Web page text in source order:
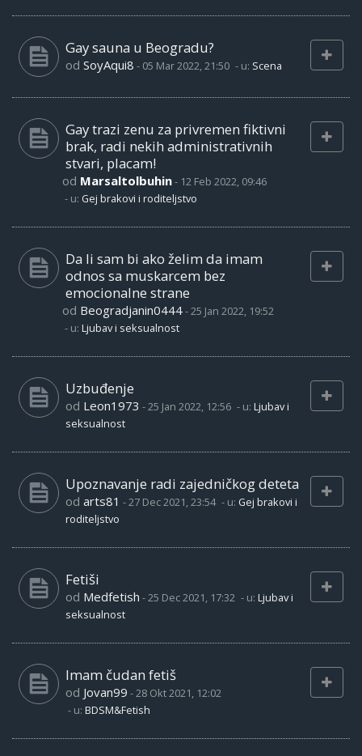
Gay sauna u Beogradu?
od SoyAqui8 - 05 Mar 2022, 21:50 - u: Scena
Gay trazi zenu za privremen fiktivni
brak, radi nekih administrativnih
stvari, placam!
od Marsaltolbuhin- 12 Feb 2022, 09:46
- u: Gej brakovi i roditeljstvo
Da li sam bi ako želim da imam
odnos sa muskarcem bez
emocionalne strane
od Beogradjanin0444-25 Jan 2022, 19:52
- u: Ljubav i seksualnost
Uzbuđenje
od Leon1973 -25 Jan 2022, 12:56 - u: Ljubav i
seksualnost
Upoznavanje radi zajedničkog deteta
od arts81 -27 Dec 2021, 23:54 - u: Gej brakovi i
roditeljstvo
Fetiši
od Medfetish -25 Dec 2021, 17:32 - u: Ljubav i
seksualnost
Imam čudan fetiš
od Jovan99 -28 Okt 2021, 12:02
- u: BDSM&Fetish